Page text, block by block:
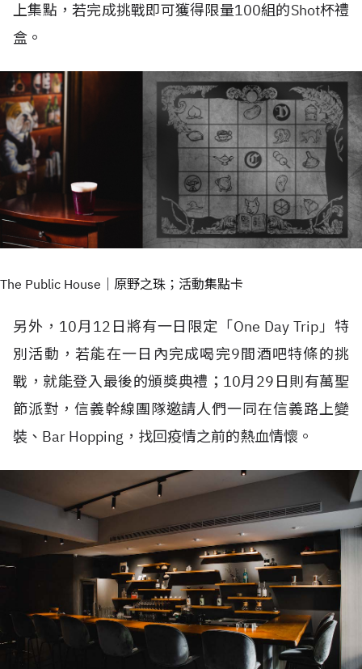
上集點，若完成挑戰即可獲得限量100組的Shot杯禮
盒。
The Public House｜原野之珠；活動集點卡
另外，10月12日將有一日限定「One Day Trip」特
別活動，若能在一日內完成喝完9間酒吧特條的挑
戰，就能登入最後的頒獎典禮；10月29日則有萬聖
節派對，信義幹線團隊邀請人們一同在信義路上變
裝、Bar Hopping，找回疫情之前的熱血情懷。